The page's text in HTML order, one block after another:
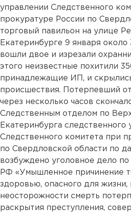
управлении Следственного
прокуратуре России по
торговый павильон на улице
Екатеринбурге 9 января около
вошли двое и изрезали
этого неизвестные похитили
принадлежащие ИП, и
происшествия. Потерпевший
через несколько часов
Следственным отделом по
Екатеринбурга следственного
Следственного комитета при
по Свердловской области по
возбуждено уголовное дело по
РФ «Умышленное причинение
здоровью, опасного для
неосторожности смерть
раскрытия преступления,